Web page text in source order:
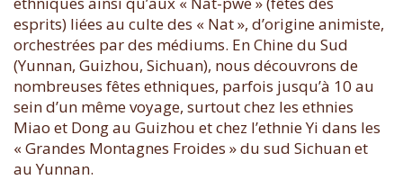
esprits) liées au culte des « Nat », d’origine animiste,
orchestrées par des médiums. En Chine du Sud
(Yunnan, Guizhou, Sichuan), nous découvrons de
nombreuses fêtes ethniques, parfois jusqu’à 10 au
sein d’un même voyage, surtout chez les ethnies
Miao et Dong au Guizhou et chez l’ethnie Yi dans les
« Grandes Montagnes Froides » du sud Sichuan et
au Yunnan.